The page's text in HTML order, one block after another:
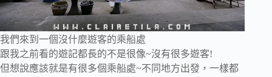
我們來到一個沒什麼遊客的乘船處
跟我之前看的遊記都長的不是很像~沒有很多遊客!
但想說應該就是有很多個乘船處~不同地方出發，一樣都